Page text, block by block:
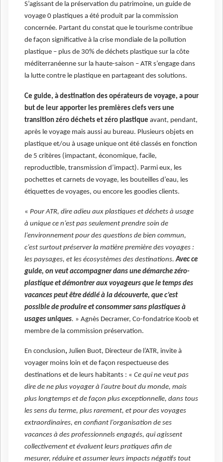
S’agissant de la préservation du patrimoine, un guide de
voyage 0 plastiques a été produit par la commission
concernée. Partant du constat que le tourisme contribue
de façon significative à la crise mondiale de la pollution
plastique – plus de 30% de déchets plastique sur la côte
méditerranéenne sur la haute-saison – ATR s’engage dans
la lutte contre le plastique en partageant des solutions.
Ce guide, à destination des opérateurs de voyage, a pour
but de leur apporter les premières clefs vers une
transition zéro déchets et zéro plastique avant, pendant,
après le voyage mais aussi au bureau. Plusieurs objets en
plastique et/ou à usage unique ont été classés en fonction
de 5 critères (impactant, économique, facile,
reproductible, transmission d’impact). Parmi eux, les
pochettes et carnets de voyage, les bouteilles d’eau, les
étiquettes de voyages, ou encore les goodies clients.
« Pour ATR, dire adieu aux plastiques et déchets à usage
à unique ce n’est pas seulement prendre soin de
l’environnement pour des questions de bien commun,
c’est surtout préserver la matière première des voyages :
les paysages, et les écosystèmes des destinations.Avec ce
guide, on veut accompagner dans une démarche zéro-
plastique et démontrer aux voyageurs que le temps des
vacances peut être dédié à la découverte, que c’est
possible de produire et consommer sans plastiques à
usages uniques. » Agnès Decramer, Co-fondatrice Koob et
membre de la commission préservation.
En conclusion, Julien Buot, Directeur de l’ATR, invite à
voyager moins loin et de façon respectueuse des
destinations et de leurs habitants : « Ce qui ne veut pas
dire de ne plus voyager à l’autre bout du monde, mais
plus longtemps et de façon plus exceptionnelle, dans tous
les sens du terme, plus rarement, et pour des voyages
extraordinaires, en confiant l’organisation de ses
vacances à des professionnels engagés, qui agissent
collectivement et évaluent leurs pratiques afin de
mesurer, réduire et assumer leurs impacts négatifs tout